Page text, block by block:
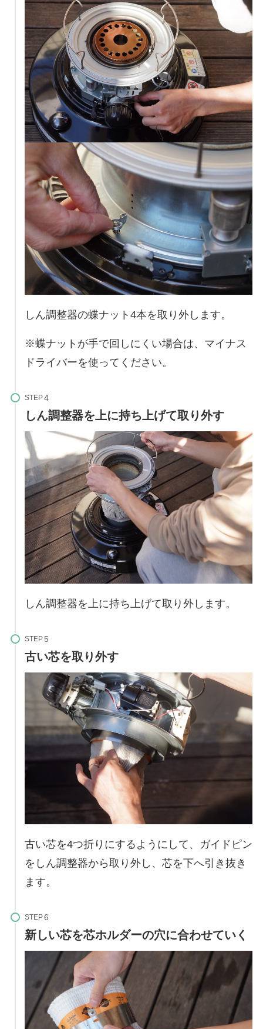
しん調整器の蝶ナット4本を取り外します。
※蝶ナットが手で回しにくい場合は、マイナス
ドライバーを使ってください。
STEP
しん調整器を上に持ち上げて取り外す
しん調整器を上に持ち上げて取り外します。
STEP
古い芯を取り外す
古い芯を4つ折りにするようにして、ガイドピン
をしん調整器から取り外し、芯を下へ引き抜き
ます。
STEP
新しい芯を芯ホルダーの穴に合わせていく